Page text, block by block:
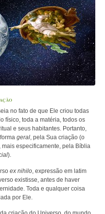
no fato de que Ele criou todas
físico, toda a matéria, todos os
e seus habitantes. Portanto,
geral, pela Sua criação (o
mais especificamente, pela Bíblia
).
ex nihilo , expressão em latim
existisse, antes de haver
Toda e qualquer coisa
por Ele.